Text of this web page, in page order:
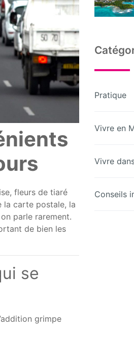
fleurs de tiaré
la carte postale, la
parle rarement.
de bien les
se
grimpe
Pratique
Vivre en
Vivre
Conseils